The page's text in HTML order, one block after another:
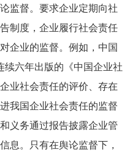
监督。要求企业定期向社
制度，企业履行社会责任
企业的监督。例如，中国
六年出版的《中国企业社
业社会责任的评价、存在
我国企业社会责任的监督
义务通过报告披露企业管
息。只有在舆论监督下，